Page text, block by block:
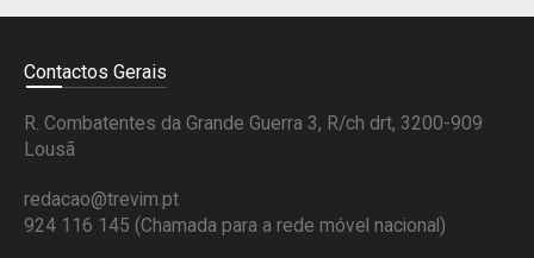
Contactos Gerais
R. Combatentes da Grande Guerra 3, R/ch drt, 3200-909
Lousã
redacao@trevim.pt
924 116 145 (Chamada para a rede móvel nacional)